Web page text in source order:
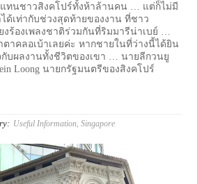
แทนชาวสิงคโปร์ทั้งห้าล้านคน … แต่ก็ไม่มี
ด้เท่ากับช่วงสุดท้ายของงาน ที่ชาว
ร้องเพลงชาติร่วมกันที่ริมมารีน่าเบย์ …
คลอเบ้าเลยค่ะ หากชายในที่ว่างนี้ได้ยิน
กับผลงานทั้งชีวิตของเขา … นายลีกวนยู
Loong นายกรัฐมนตรีของสิงคโปร์
Useful Information ,Singapore